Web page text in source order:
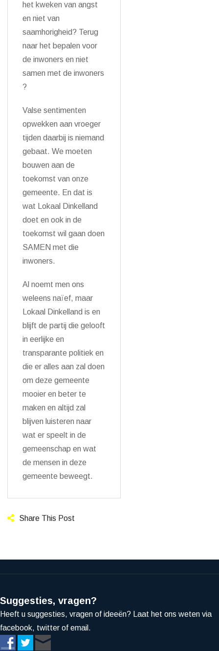
het kweken van angst
en niet van
saamhorigheid? Terug
naar het bepalen voor
de inwoners en niet
samen met de inwoners
?
Valse sentimenten
opwekken aan vroeger
tijden daarbij is niemand
gebaat. We moeten
bouwen aan de
toekomst van onze
gemeente. En dat is
wat Lokaal Dinkelland
doet en ook in de
toekomst wil gaan doen
SAMEN met die
inwoners.
Al noemt men ons
weleens naïef, maar
Lokaal Dinkelland is en
blijft de partij die gelooft
in eerlijke en
transparante politiek en
die er alles aan zal doen
om deze gemeente
mooier en beter te
maken en altijd zal
blijven luisteren naar
wat er speelt in de
gemeenschap en wat
de mensen in deze
gemeente beweegt.
Share This Post
Suggesties, vragen?
Heeft u suggesties, vragen of ideeën? Laat het ons weten via
facebook, twitter of email.